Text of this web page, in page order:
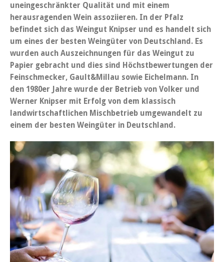
uneingeschränkter Qualität und mit einem
herausragenden Wein assoziieren. In der Pfalz
befindet sich das Weingut Knipser und es handelt sich
um eines der besten Weingüter von Deutschland. Es
wurden auch Auszeichnungen für das Weingut zu
Papier gebracht und dies sind Höchstbewertungen der
Feinschmecker, Gault&Millau sowie Eichelmann. In
den 1980er Jahre wurde der Betrieb von Volker und
Werner Knipser mit Erfolg von dem klassisch
landwirtschaftlichen Mischbetrieb umgewandelt zu
einem der besten Weingüter in Deutschland.